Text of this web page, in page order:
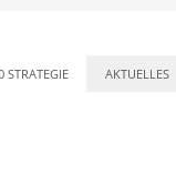
STRATEGIE AKTUELLES